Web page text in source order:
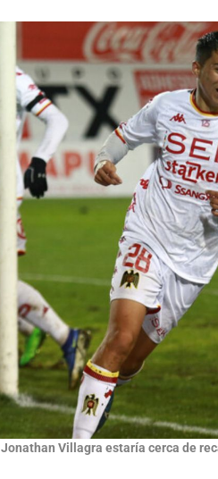
Jonathan Villagra estaría cerca de